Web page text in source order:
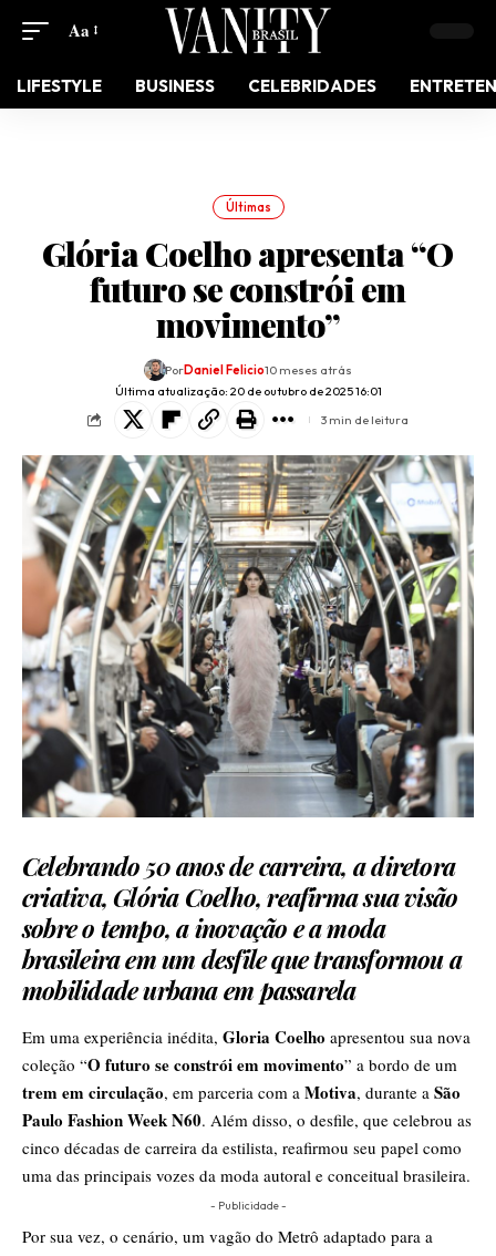
Aa
LIFESTYLE BUSINESS CELEBRIDADES
Últimas
Glória Coelho apresenta “O
futuro se constrói em
movimento”
Última atualização: 20 de outubro de 2025 16:01
PorDaniel Felicio10 meses atrás
3 min de leitura
Celebrando 50 anos de carreira, a diretora
criativa, Glória Coelho, reafirma sua visão
sobre o tempo, a inovação e a moda
brasileira em um desfile que transformou a
mobilidade urbana em passarela
Em uma experiência inédita, Gloria Coelho apresentou sua nova
coleção “O futuro se constrói em movimento” a bordo de um
trem em circulação, em parceria com a Motiva, durante a São
Paulo Fashion Week N60. Além disso, o desfile, que celebrou as
cinco décadas de carreira da estilista, reafirmou seu papel como
uma das principais vozes da moda autoral e conceitual brasileira.
- Publicidade -
Por sua vez, o cenário, um vagão do Metrô adaptado para a